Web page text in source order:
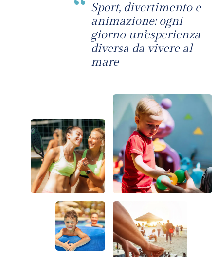
Sport, divertimento e
animazione: ogni
giorno un’esperienza
diversa da vivere al
mare